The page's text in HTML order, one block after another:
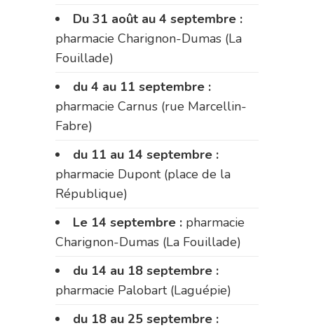
Du 31 août au 4 septembre :
pharmacie Charignon-Dumas (La
Fouillade)
du 4 au 11 septembre :
pharmacie Carnus (rue Marcellin-
Fabre)
du 11 au 14 septembre :
pharmacie Dupont (place de la
République)
Le 14 septembre : pharmacie
Charignon-Dumas (La Fouillade)
du 14 au 18 septembre :
pharmacie Palobart (Laguépie)
du 18 au 25 septembre :